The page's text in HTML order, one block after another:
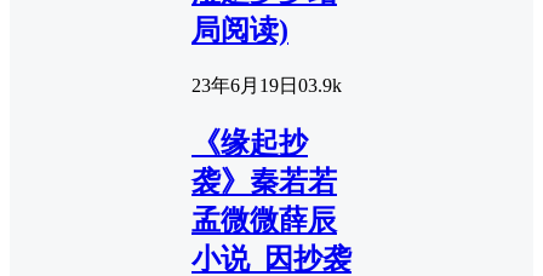
局阅读)
23年6月19日 03.9k
《缘起抄
袭》秦若若
孟微微薛辰
小说_因抄袭